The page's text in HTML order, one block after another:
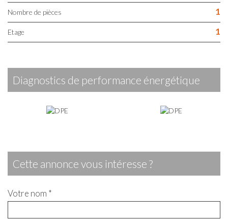
Nombre de pièces 1
Etage 1
diagnostics de performance énergétique
cette annonce vous intéresse ?
Votre nom *